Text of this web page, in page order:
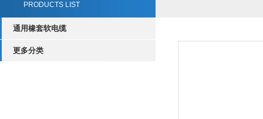
PRODUCTS LIST
通用橡套软电缆
更多分类